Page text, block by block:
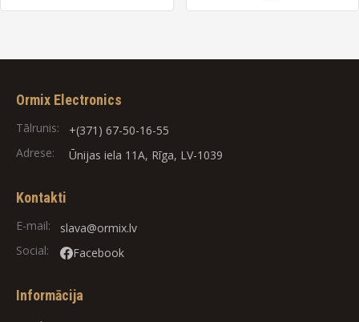
Ormix Electronics
Tālrunis:
+(371) 67-50-16-55
Adrese:
Ūnijas iela 11A, Rīga, LV-1039
Kontakti
E-mail:
slava@ormix.lv
Social:
Facebook
Informācija